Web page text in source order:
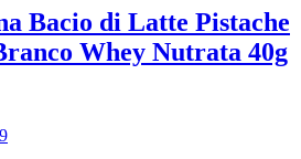
Bacio di Latte Pistache
Whey Nutrata 40g